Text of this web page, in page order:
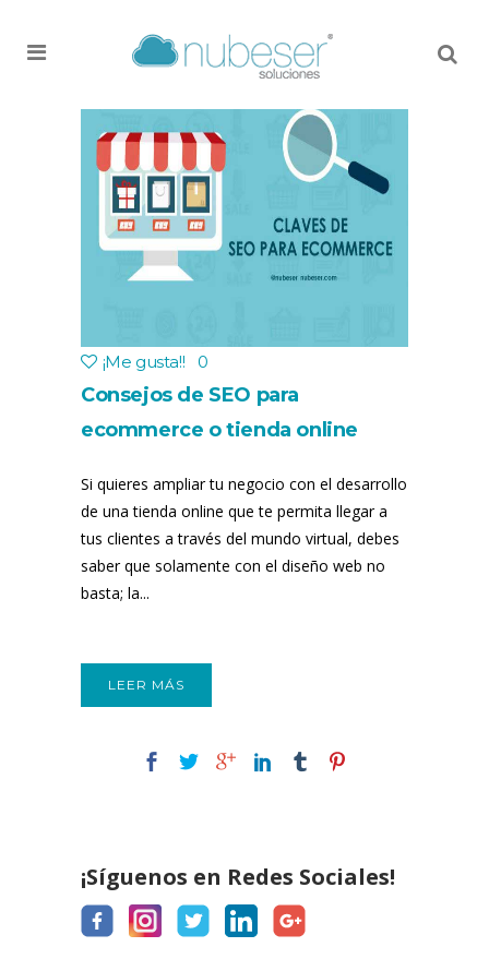
¡Me gusta!! 0
Consejos de SEO para
ecommerce o tienda online
Si quieres ampliar tu negocio con el desarrollo
de una tienda online que te permita llegar a
tus clientes a través del mundo virtual, debes
saber que solamente con el diseño web no
basta; la...
LEER MÁS
¡Síguenos en Redes Sociales!